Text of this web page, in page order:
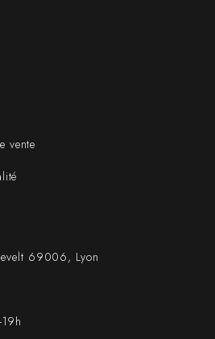
vente
69006, Lyon